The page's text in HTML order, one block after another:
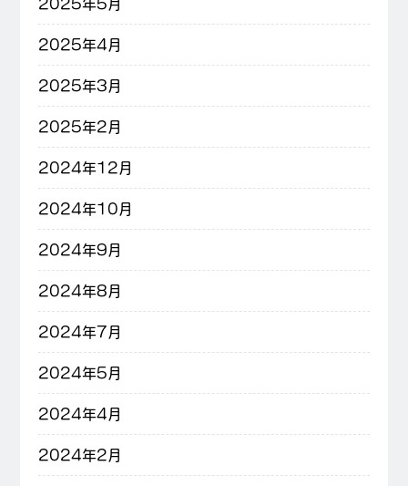
2025年5月
2025年4月
2025年3月
2025年2月
2024年12月
2024年10月
2024年9月
2024年8月
2024年7月
2024年5月
2024年4月
2024年2月